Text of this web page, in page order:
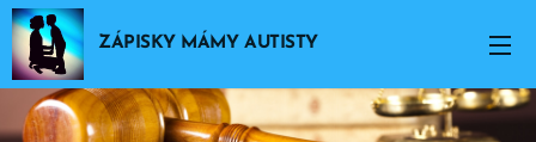
ZÁPISKY MÁMY AUTISTY